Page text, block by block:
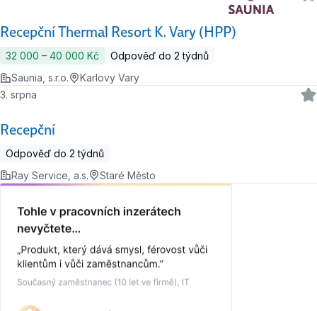
Recepční Thermal Resort K. Vary (HPP)
32 000 ‍–‍ 40 000 Kč
Odpověď do 2 týdnů
Saunia, s.r.o.
Karlovy Vary
Recepční
3. srpna
Odpověď do 2 týdnů
Ray Service, a.s.
Staré Město